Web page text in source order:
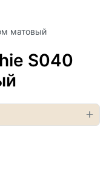
матовый
S040